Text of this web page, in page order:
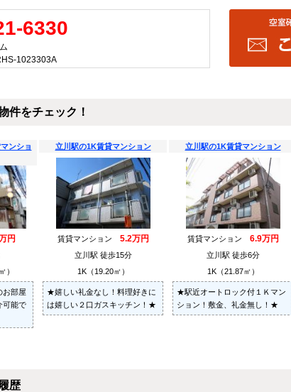
6330
1023303A
件をチェック！
ンショ
円
）
お部屋
可能で
立川駅の1K賃貸マンション
賃貸マンション 5.2万円
立川駅 徒歩15分
1K（19.20㎡）
★嬉しい礼金なし！料理好きに
は嬉しい２口ガスキッチン！★
立川駅の1K賃貸マンション
賃貸マンション 6.9万円
立川駅 徒歩6分
1K（21.87㎡）
★駅近オートロック付１Ｋマン
ション！敷金、礼金無し！★
歴